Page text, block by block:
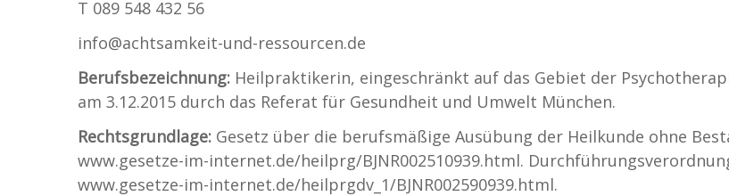
T 089 548 432 56
info@achtsamkeit-und-ressourcen.de
Berufsbezeichnung: Heilpraktikerin, eingeschränkt auf das Gebiet der
am 3.12.2015 durch das Referat für Gesundheit und Umwelt München.
Rechtsgrundlage: Gesetz über die berufsmäßige Ausübung der Heilkunde ohne
www.gesetze-im-internet.de/heilprg/BJNR002510939.html.
www.gesetze-im-internet.de/heilprgdv_1/BJNR002590939.html.